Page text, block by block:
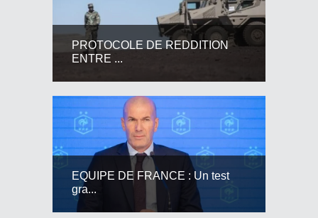
PROTOCOLE DE REDDITION
ENTRE ...
EQUIPE DE FRANCE : Un test
gra...